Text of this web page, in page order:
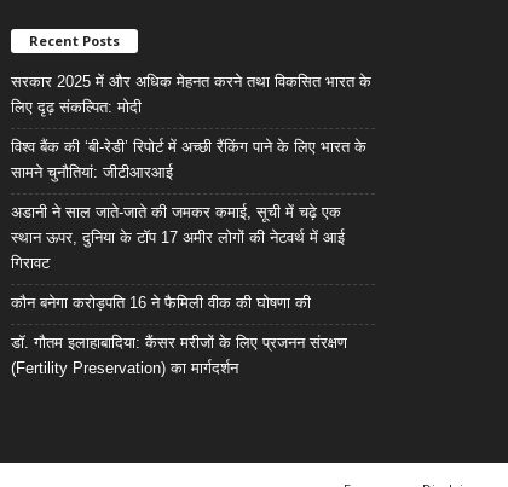
Recent Posts
सरकार 2025 में और अधिक मेहनत करने तथा विकसित भारत के
लिए दृढ़ संकल्पित: माेदी
विश्व बैंक की ‘बी-रेडी’ रिपोर्ट में अच्छी रैंकिंग पाने के लिए भारत के
सामने चुनौतियां: जीटीआरआई
अडानी ने साल जाते-जाते की जमकर कमाई, सूची में चढ़े एक
स्थान ऊपर, दुनिया के टॉप 17 अमीर लोगों की नेटवर्थ में आई
गिरावट
कौन बनेगा करोड़पति 16 ने फैमिली वीक की घोषणा की
डॉ. गौतम इलाहाबादिया: कैंसर मरीजों के लिए प्रजनन संरक्षण
(Fertility Preservation) का मार्गदर्शन